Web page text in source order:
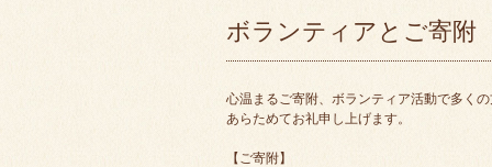
ボランティアとご寄附
心温まるご寄附、ボランティア活動で多く
あらためてお礼申し上げます。
【ご寄附】